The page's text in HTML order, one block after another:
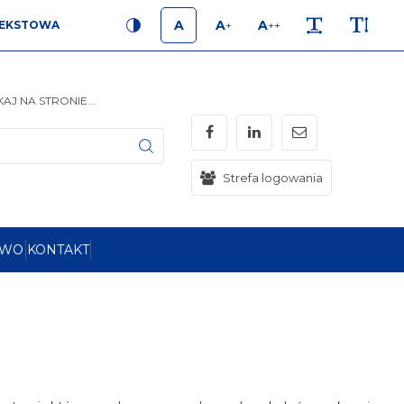
KONTRAST
A A+ A++
ROZMIAR 3 ODSTĘPY WYSOKOŚĆ
NA STRONIE...
Szukaj
FacebookLinkedIn
mail
Strefa logowania
KONTAKT